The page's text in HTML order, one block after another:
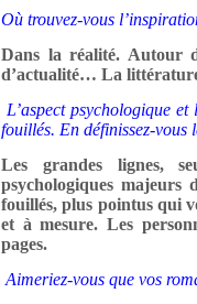
Où trouvez-vous
Dans la réalité. Autour
d’actualité… La
L’aspect psychologique
fouillés. En définissez-vous
Les grandes lignes,
psychologiques majeurs
fouillés, plus pointus qui
et à mesure. Les
pages.
Aimeriez-vous que vos